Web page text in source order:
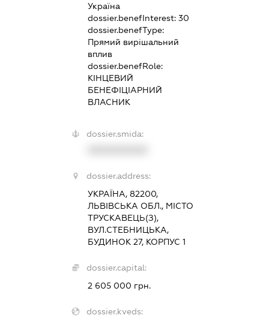
Україна
dossier.benefInterest:30
dossier.benefType:
Прямий вирішальний
вплив
dossier.benefRole:
КІНЦЕВИЙ
БЕНЕФІЦІАРНИЙ
ВЛАСНИК
dossier.smida:
dossier.address:
УКРАЇНА, 82200,
ЛЬВІВСЬКА ОБЛ., МІСТО
ТРУСКАВЕЦЬ(З),
ВУЛ.СТЕБНИЦЬКА,
БУДИНОК 27, КОРПУС 1
dossier.capital:
2 605 000 грн.
dossier.kveds: